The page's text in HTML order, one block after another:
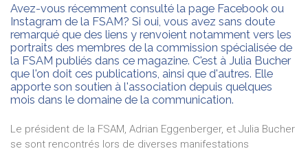
Avez-vous récemment consulté la page Facebook ou
Instagram de la FSAM? Si oui, vous avez sans doute
remarqué que des liens y renvoient notamment vers les
portraits des membres de la commission spécialisée de
la FSAM publiés dans ce magazine. C'est à Julia Bucher
que l'on doit ces publications, ainsi que d'autres. Elle
apporte son soutien à l'association depuis quelques
mois dans le domaine de la communication.
Le président de la FSAM, Adrian Eggenberger, et Julia Bucher
se sont rencontrés lors de diverses manifestations